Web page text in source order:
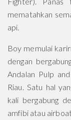
mematahkan
api.
Boy memulai
dengan
Andalan Pulp
Riau. Satu hal
kali bergabung
amfibi atau